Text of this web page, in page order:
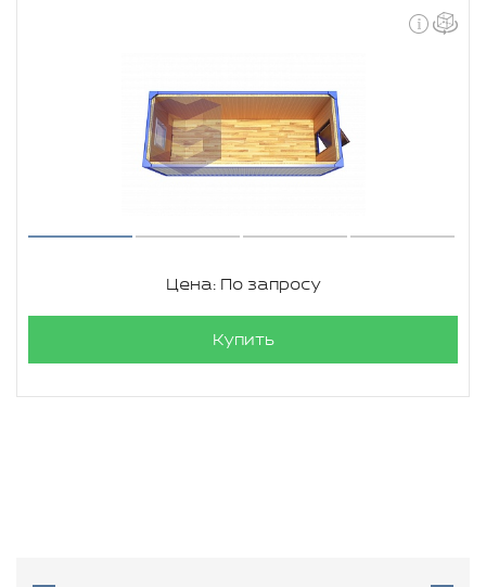
Цена: По запросу
Купить